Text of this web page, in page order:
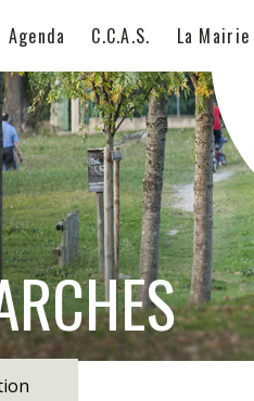
Agenda C.C.A.S. La Mairie